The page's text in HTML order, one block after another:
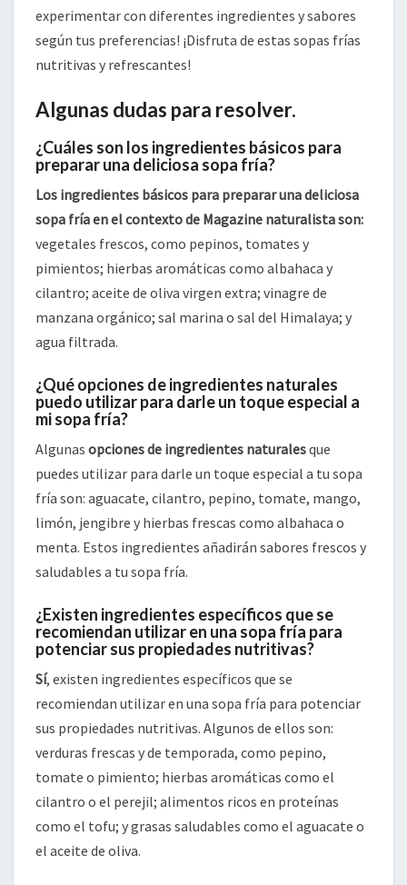
experimentar con diferentes ingredientes y sabores
según tus preferencias! ¡Disfruta de estas sopas frías
nutritivas y refrescantes!
Algunas dudas para resolver.
¿Cuáles son los ingredientes básicos para
preparar una deliciosa sopa fría?
Los ingredientes básicos para preparar una deliciosa
sopa fría en el contexto de Magazine naturalista son:
vegetales frescos, como pepinos, tomates y
pimientos; hierbas aromáticas como albahaca y
cilantro; aceite de oliva virgen extra; vinagre de
manzana orgánico; sal marina o sal del Himalaya; y
agua filtrada.
¿Qué opciones de ingredientes naturales
puedo utilizar para darle un toque especial a
mi sopa fría?
Algunas opciones de ingredientes naturalesque
puedes utilizar para darle un toque especial a tu sopa
fría son: aguacate, cilantro, pepino, tomate, mango,
limón, jengibre y hierbas frescas como albahaca o
menta. Estos ingredientes añadirán sabores frescos y
saludables a tu sopa fría.
¿Existen ingredientes específicos que se
recomiendan utilizar en una sopa fría para
potenciar sus propiedades nutritivas?
Sí, existen ingredientes específicos que se
recomiendan utilizar en una sopa fría para potenciar
sus propiedades nutritivas. Algunos de ellos son:
verduras frescas y de temporada, como pepino,
tomate o pimiento; hierbas aromáticas como el
cilantro o el perejil; alimentos ricos en proteínas
como el tofu; y grasas saludables como el aguacate o
el aceite de oliva.